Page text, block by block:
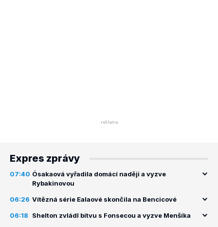
Expres zprávy
07:40 Ósakaová vyřadila domácí naději a vyzve
Rybakinovou
06:26 Vítězná série Ealaové skončila na Bencicové
06:18 Shelton zvládl bitvu s Fonsecou a vyzve Menšíka